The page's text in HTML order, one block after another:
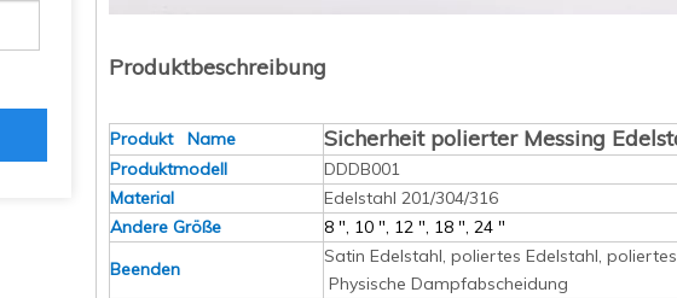
Produktbeschreibung
Produkt Name Sicherheit polierter Messing
Produktmodell
DDDB001
Material
Edelstahl 201/304/316
Andere Größe
8 ", 10 ", 12 ", 18 ", 24 "
Beenden
Satin Edelstahl, poliertes Edelstahl,
Physische Dampfabscheidung